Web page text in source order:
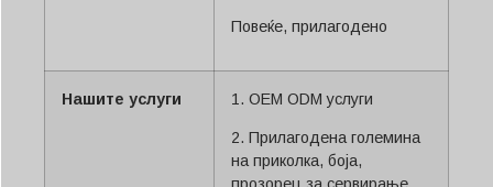
Повеќе, прилагодено
Нашите услуги 1. OEM ODM услуги
2. Прилагодена големина
на приколка, боја,